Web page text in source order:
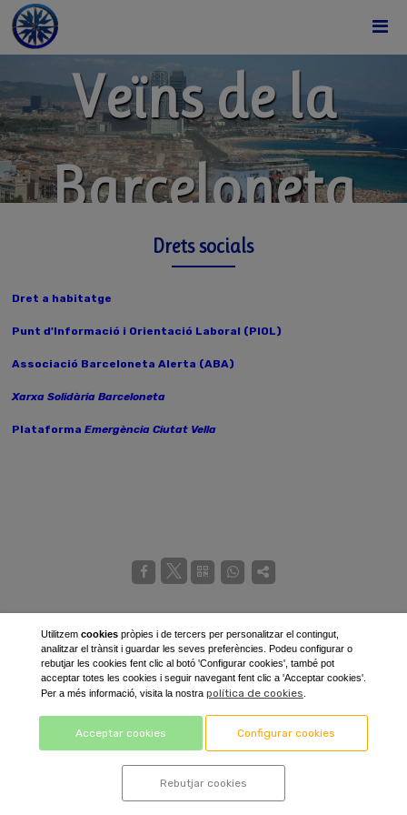
Veïns de la
Barceloneta
Drets socials
Dret a habitatge
Punt d'Informació i Orientació Laboral (PIOL)
Associació Barceloneta Alerta (ABA)
Xarxa Solidària Barceloneta
PlataformaEmergència Ciutat Vella
Utilitzem cookiespròpies i de tercers per personalitzar el contingut,
analitzar el trànsit i guardar les seves preferències. Podeu configurar o
rebutjar les cookies fent clic al botó 'Configurar cookies', també pot
acceptar totes les cookies i seguir navegant fent clic a 'Acceptar cookies'.
Per a més informació, visita la nostra política de cookies
Acceptar cookies Configurar cookies
Rebutjar cookies